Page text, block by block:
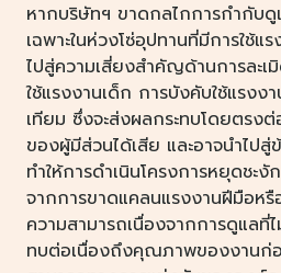
หากบริษัทฯ ขาดกลไกการกำกับ
เฉพาะในห่วงโซ่อุปทานที่มีการใช้แ
ไปสู่ความเสี่ยงสำคัญด้านการละ
ใช้แรงงานเด็ก การบังคับใช้แรงง
เทียม ซึ่งจะส่งผลกระทบโดยตรง
ของผู้มีส่วนได้เสีย และอาจนำไป
ทำให้การดำเนินโครงการหยุดชะ
จากการขาดแคลนแรงงานฝีมือห
ความสามารถเนื่องจากการดูแล
ทบต่อเนื่องถึงคุณภาพของงานก่อ